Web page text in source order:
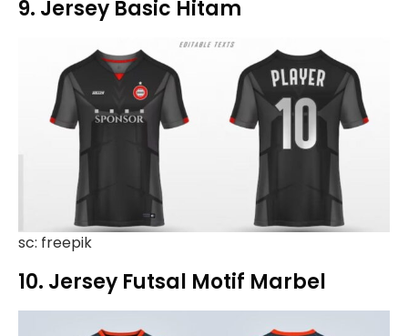
9. Jersey Basic Hitam
sc: freepik
10. Jersey Futsal Motif Marbel